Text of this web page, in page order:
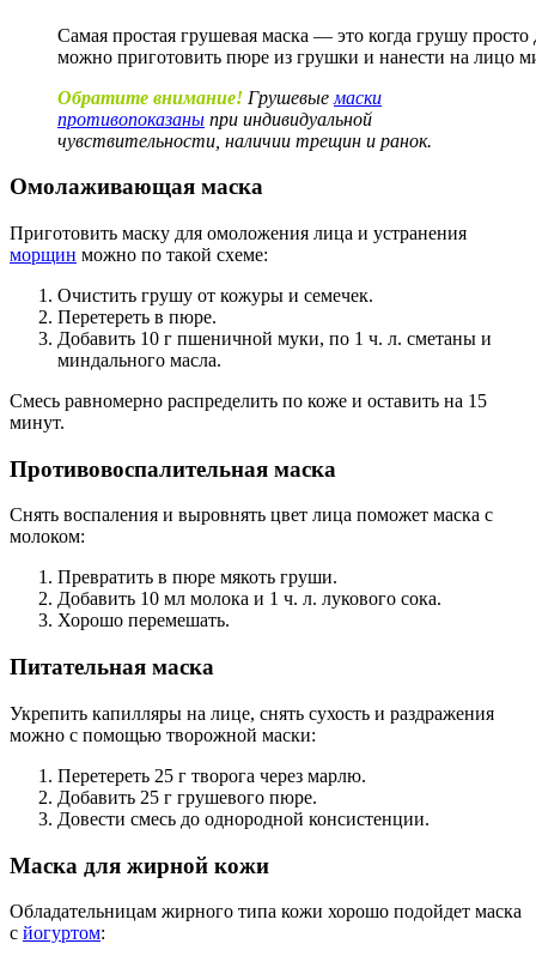
Самая простая грушевая маска — это когда грушу
можно приготовить пюре из грушки и нанести на лицо
Обратите внимание! Грушевые маски
противопоказаны при индивидуальной
чувствительности, наличии трещин и ранок.
Омолаживающая маска
Приготовить маску для омоложения лица и устранения
морщин можно по такой схеме:
Очистить грушу от кожуры и семечек.
Перетереть в пюре.
Добавить 10 г пшеничной муки, по 1 ч. л. сметаны и
миндального масла.
Смесь равномерно распределить по коже и оставить на 15
минут.
Противовоспалительная маска
Снять воспаления и выровнять цвет лица поможет маска с
молоком:
Превратить в пюре мякоть груши.
Добавить 10 мл молока и 1 ч. л. лукового сока.
Хорошо перемешать.
Питательная маска
Укрепить капилляры на лице, снять сухость и раздражения
можно с помощью творожной маски:
Перетереть 25 г творога через марлю.
Добавить 25 г грушевого пюре.
Довести смесь до однородной консистенции.
Маска для жирной кожи
Обладательницам жирного типа кожи хорошо подойдет маска
с йогуртом: